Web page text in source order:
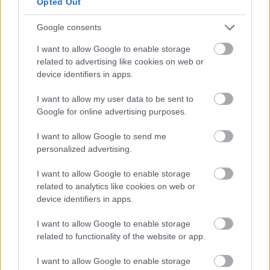
Google consents
I want to allow Google to enable storage
related to advertising like cookies on web or
device identifiers in apps.
I want to allow my user data to be sent to
Google for online advertising purposes.
I want to allow Google to send me
personalized advertising.
I want to allow Google to enable storage
related to analytics like cookies on web or
device identifiers in apps.
I want to allow Google to enable storage
related to functionality of the website or app.
I want to allow Google to enable storage
orszagbol szarmazo gyerekek beszelnek a sajat
unnepeikrol. Az en fiam osztalytarsai pl tudjak mi az
a szaloncukor, o meg a multkor kis kinai
aprosagokkal jott haza az ujevuk miatt.
lehet, hogy a 80 eves generacionak meg fogalma
fiatalabbak szamomra megfeleloen muveltnek
tunnek. ez feltunhetne egy az orszagban elo 80
es korbenezne.
a szarmazas, vagy egy szerencses eletut nem tesz
automatikusan tobbe, a nyitott latasmod tesz...
egyebkent ettol eltekintve jo cikk volt.
6 éve